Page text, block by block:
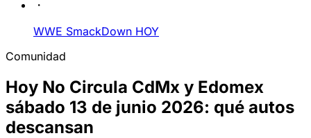
WWE SmackDown HOY
Comunidad
Hoy No Circula CdMx y Edomex
sábado 13 de junio 2026: qué autos
descansan